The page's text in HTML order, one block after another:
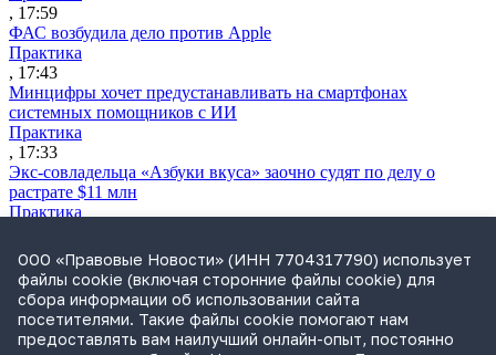
, 17:59
ФАС возбудила дело против Apple
Практика
, 17:43
Минцифры хочет предустанавливать на смартфонах
системных помощников с ИИ
Практика
, 17:33
Экс-совладельца «Азбуки вкуса» заочно судят по делу о
растрате $11 млн
Практика
Суд не признал решение SCC по взысканию с российской
компании
Международная практика
, 17:01
Дроны могут начать применять для фиксации нарушений
ПДД
ООО «Правовые Новости» (ИНН 7704317790) использует
файлы cookie (включая сторонние файлы cookie) для
сбора информации об использовании сайта
посетителями. Такие файлы cookie помогают нам
предоставлять вам наилучший онлайн-опыт, постоянно